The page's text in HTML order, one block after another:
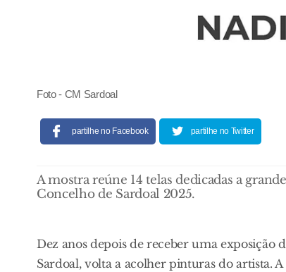
Foto - CM Sardoal
partilhe no Facebook partilhe no Twitter
A mostra reúne 14 telas dedicadas a
Concelho de Sardoal 2025.
Dez anos depois de receber uma
Sardoal, volta a acolher pinturas do artista.